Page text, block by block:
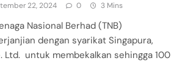
22, 2024 0 3 Mins
Nasional Berhad (TNB)
dengan syarikat Singapura,
Ltd. untuk membekalkan sehingga 100